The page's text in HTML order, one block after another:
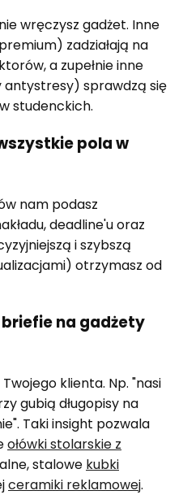
wręczysz gadżet. Inne
zadziałają na
a zupełnie inne
sprawdzą się
studenckich.
pola w
nam podasz
deadline'u oraz
i szybszą
otrzymasz od
na gadżety
klienta. Np. "nasi
gubią długopisy na
Taki insight pozwala
ołówki stolarskie z
stalowe kubki
ceramiki reklamowej.